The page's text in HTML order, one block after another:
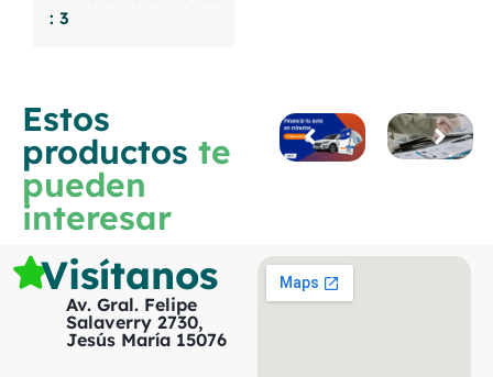
: 3
Estos
productos te
pueden
interesar
Visítanos
Av. Gral. Felipe
Salaverry 2730,
Jesús María 15076